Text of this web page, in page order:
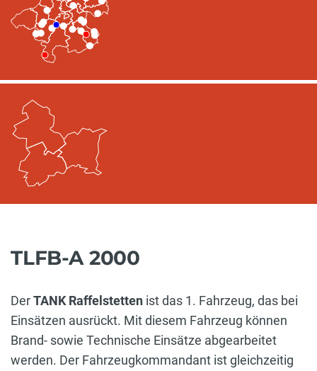
TLFB-A 2000
DerTANK Raffelstetten ist das 1. Fahrzeug, das bei
Einsätzen ausrückt. Mit diesem Fahrzeug können
Brand- sowie Technische Einsätze abgearbeitet
werden. Der Fahrzeugkommandant ist gleichzeitig